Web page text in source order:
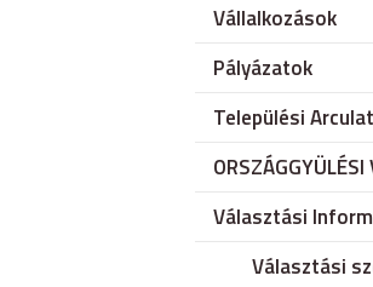
Vállalkozások
Pályázatok
Települési
Választási
Választási